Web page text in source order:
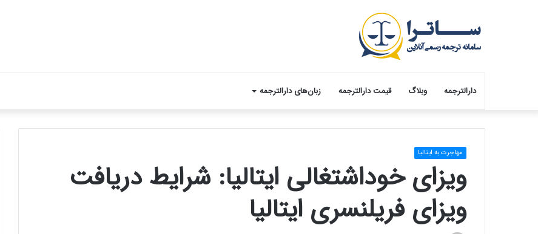
دارالترجمه وبلاگ قیمت دارالترجمه زبان‌های دارالترجمه
مهاجرت به ایتالیا
ویزای خوداشتغالی ایتالیا: شرایط دریافت
ویزای فریلنسری ایتالیا